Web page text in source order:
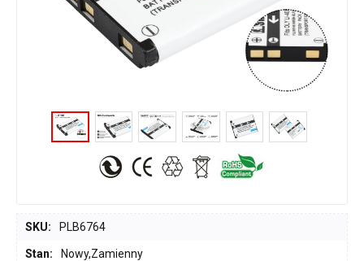
SKU: PLB6764
Stan: Nowy,Zamienny